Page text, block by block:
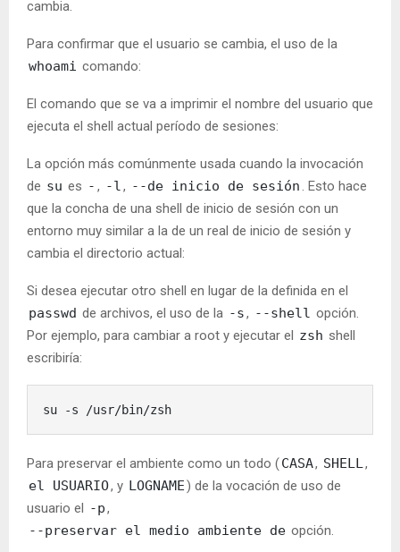
cambia.
Para confirmar que el usuario se cambia, el uso de la
whoami comando:
El comando que se va a imprimir el nombre del usuario que
ejecuta el shell actual período de sesiones:
La opción más comúnmente usada cuando la invocación
de su es - , -l, --de inicio de sesión . Esto hace
que la concha de una shell de inicio de sesión con un
entorno muy similar a la de un real de inicio de sesión y
cambia el directorio actual:
Si desea ejecutar otro shell en lugar de la definida en el
passwd de archivos, el uso de la -s, --shell opción.
Por ejemplo, para cambiar a root y ejecutar el zsh shell
escribiría:
su -s /usr/bin/zsh
Para preservar el ambiente como un todo (CASA, SHELL,
el USUARIO, y LOGNAME) de la vocación de uso de
usuario el -p,
--preservar el medio ambiente de opción.